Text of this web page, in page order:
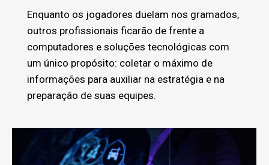
Enquanto os jogadores duelam nos gramados,
outros profissionais ficarão de frente a
computadores e soluções tecnológicas com
um único propósito: coletar o máximo de
informações para auxiliar na estratégia e na
preparação de suas equipes.